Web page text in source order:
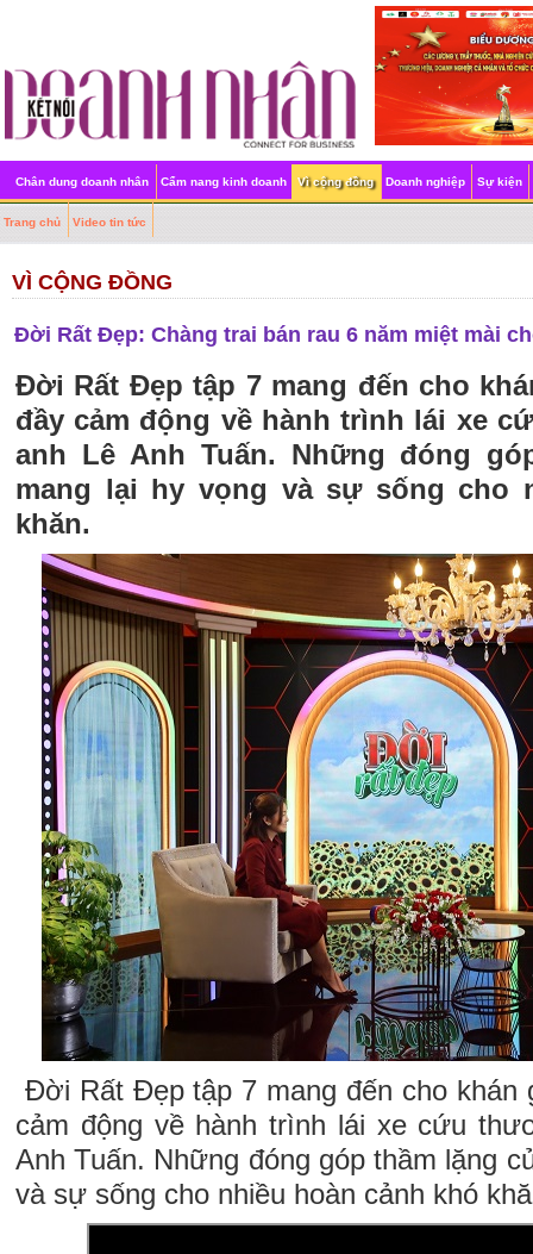
Chân dung doanh nhân Cẩm nang kinh doanh Vì cộng đồng Doanh nghiệp Sự kiện
Trang chủ Video tin tức
VÌ CỘNG ĐỒNG
Đời Rất Đẹp: Chàng trai bán rau 6 năm miệt mài
Đời Rất Đẹp tập 7 mang đến cho
đầy cảm động về hành trình lái xe
anh Lê Anh Tuấn. Những đóng
mang lại hy vọng và sự sống cho
khăn.
Đời Rất Đẹp tập 7 mang đến cho khán
cảm động về hành trình lái xe cứu
Anh Tuấn. Những đóng góp thầm lặng
và sự sống cho nhiều hoàn cảnh khó